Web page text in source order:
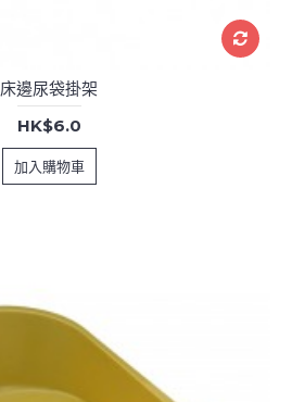
床邊尿袋掛架
HK$6.0
加入購物車